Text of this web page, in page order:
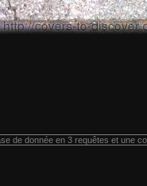
de donnée en 3 requêtes et une